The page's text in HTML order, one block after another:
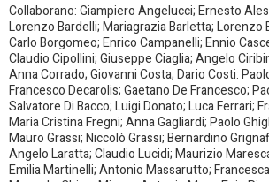
Collaborano: Giampiero Angelucci; Ernesto
Lorenzo Bardelli; Mariagrazia Barletta; Lorenzo
Carlo Borgomeo; Enrico Campanelli; Ennio
Claudio Cipollini; Giuseppe Ciaglia; Angelo
Anna Corrado; Giovanni Costa; Dario Costi:
Francesco Decarolis; Gaetano De Francesco;
Salvatore Di Bacco; Luigi Donato; Luca Ferrari;
Maria Cristina Fregni; Anna Gagliardi; Paolo
Mauro Grassi; Niccolò Grassi; Bernardino
Angelo Laratta; Claudio Lucidi; Maurizio
Emilia Martinelli; Antonio Massarutto;